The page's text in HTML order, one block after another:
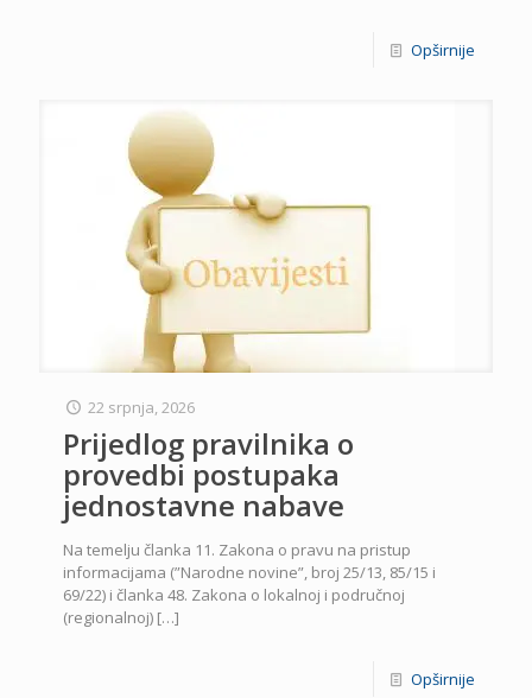
Opširnije
22 srpnja, 2026
Prijedlog pravilnika o
provedbi postupaka
jednostavne nabave
Na temelju članka 11. Zakona o pravu na pristup
informacijama (”Narodne novine”, broj 25/13, 85/15 i
69/22) i članka 48. Zakona o lokalnoj i područnoj
(regionalnoj) […]
Opširnije